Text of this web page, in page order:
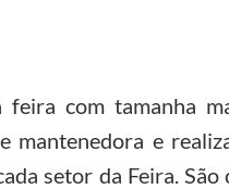
feira com tamanha
mantenedora e
setor da Feira.